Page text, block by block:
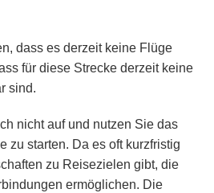
dass es derzeit keine Flüge
für diese Strecke derzeit keine
sind.
nicht auf und nutzen Sie das
zu starten. Da es oft kurzfristig
zu Reisezielen gibt, die
ermöglichen. Die